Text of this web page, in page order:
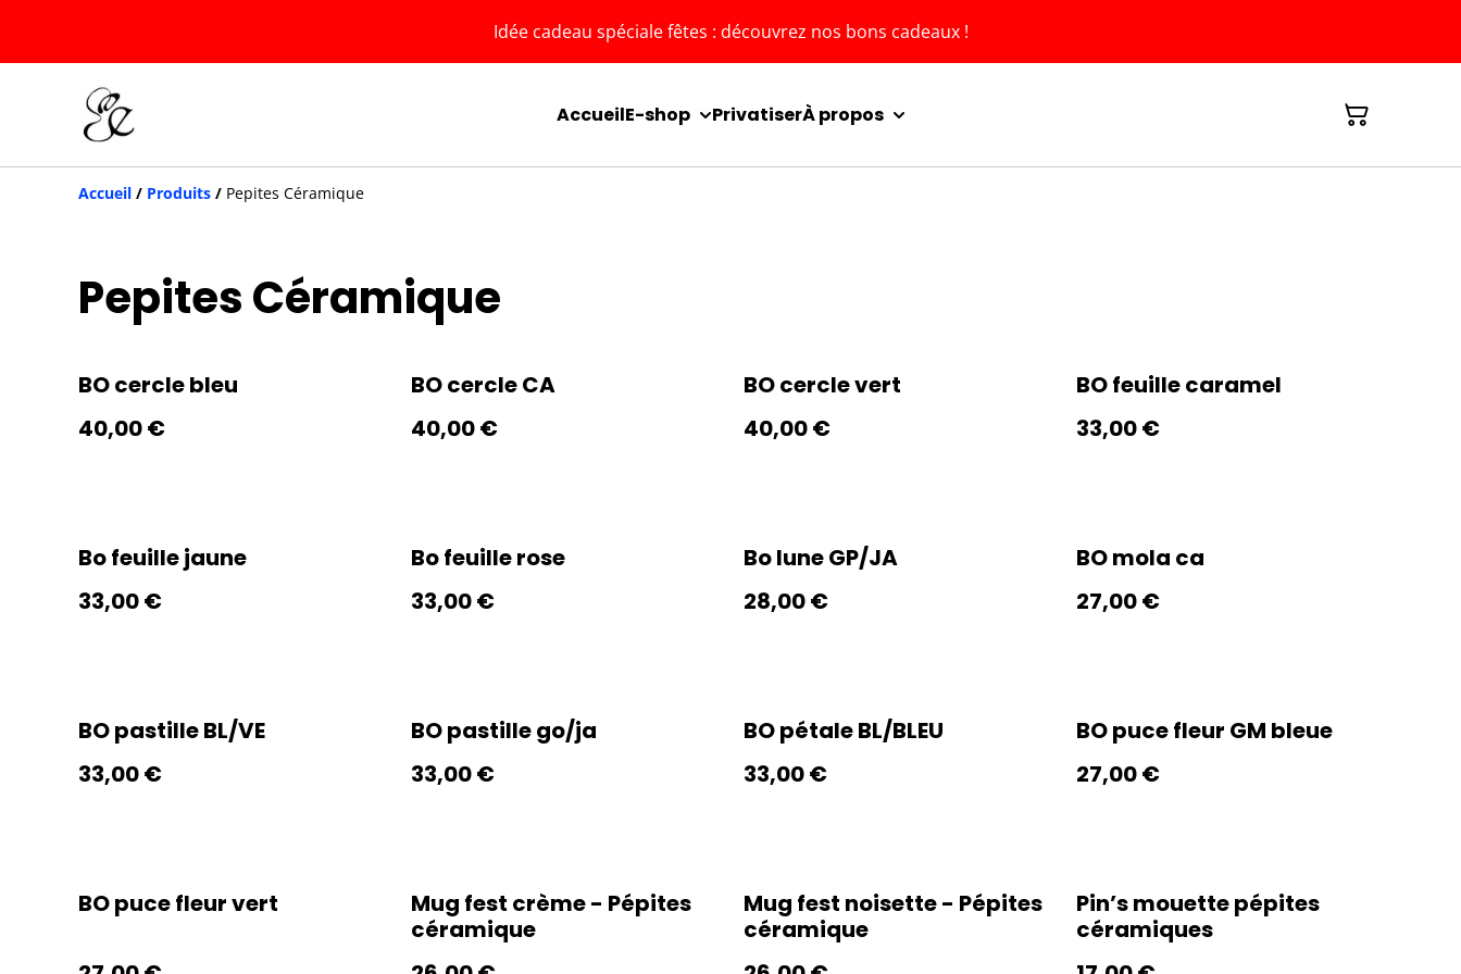
Idée cadeau spéciale fêtes : découvrez nos bons cadeaux !
AccueilE-shop PrivatiserÀ propos
Accueil / Produits / Pepites Céramique
Pepites Céramique
BO cercle bleu
40,00 €
BO cercle CA
40,00 €
BO cercle vert
40,00 €
BO feuille caramel
33,00 €
Bo feuille jaune
33,00 €
Bo feuille rose
33,00 €
Bo lune GP/JA
28,00 €
BO mola ca
27,00 €
BO pastille BL/VE
33,00 €
BO pastille go/ja
33,00 €
BO pétale BL/BLEU
33,00 €
BO puce fleur GM bleue
27,00 €
BO puce fleur vert
Mug fest crème - Pépites
céramique
Mug fest noisette - Pépites
céramique
Pin’s mouette pépites
céramiques